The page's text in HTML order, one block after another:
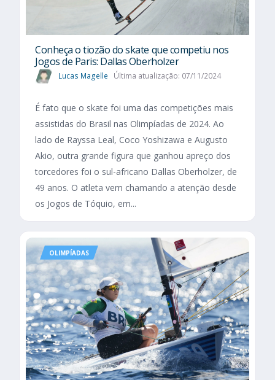
Conheça o tiozão do skate que competiu nos
Jogos de Paris: Dallas Oberholzer
Lucas Magelle Última atualização: 07/11/2024
É fato que o skate foi uma das competições mais
assistidas do Brasil nas Olimpíadas de 2024. Ao
lado de Rayssa Leal, Coco Yoshizawa e Augusto
Akio, outra grande figura que ganhou apreço dos
torcedores foi o sul-africano Dallas Oberholzer, de
49 anos. O atleta vem chamando a atenção desde
os Jogos de Tóquio, em...
OLIMPÍADAS